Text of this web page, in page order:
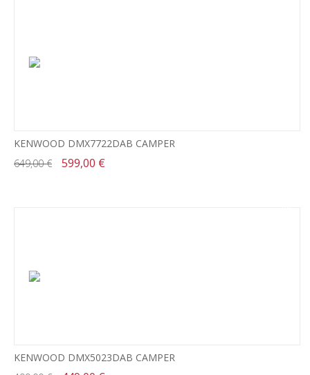
KENWOOD DMX7722DAB CAMPER
649,00 €
599,00 €
KENWOOD DMX5023DAB CAMPER